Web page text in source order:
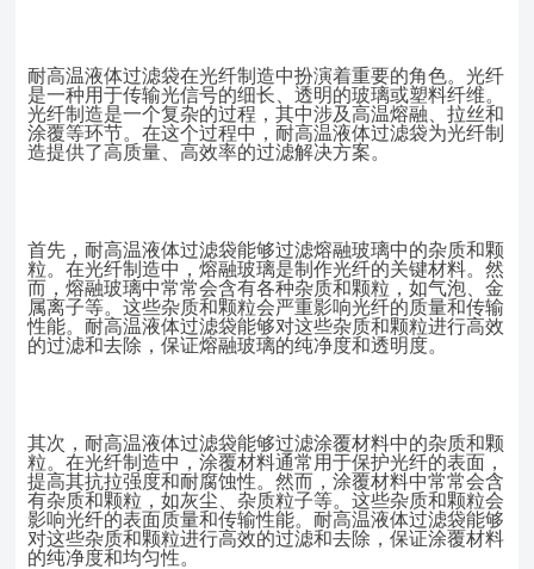
耐高温液体过滤袋在光纤制造中扮演着重要的角色。光纤
是一种用于传输光信号的细长、透明的玻璃或塑料纤维。
光纤制造是一个复杂的过程，其中涉及高温熔融、拉丝和
涂覆等环节。在这个过程中，耐高温液体过滤袋为光纤制
造提供了高质量、高效率的过滤解决方案。
首先，耐高温液体过滤袋能够过滤熔融玻璃中的杂质和颗
粒。在光纤制造中，熔融玻璃是制作光纤的关键材料。然
而，熔融玻璃中常常会含有各种杂质和颗粒，如气泡、金
属离子等。这些杂质和颗粒会严重影响光纤的质量和传输
性能。耐高温液体过滤袋能够对这些杂质和颗粒进行高效
的过滤和去除，保证熔融玻璃的纯净度和透明度。
其次，耐高温液体过滤袋能够过滤涂覆材料中的杂质和颗
粒。在光纤制造中，涂覆材料通常用于保护光纤的表面，
提高其抗拉强度和耐腐蚀性。然而，涂覆材料中常常会含
有杂质和颗粒，如灰尘、杂质粒子等。这些杂质和颗粒会
影响光纤的表面质量和传输性能。耐高温液体过滤袋能够
对这些杂质和颗粒进行高效的过滤和去除，保证涂覆材料
的纯净度和均匀性。